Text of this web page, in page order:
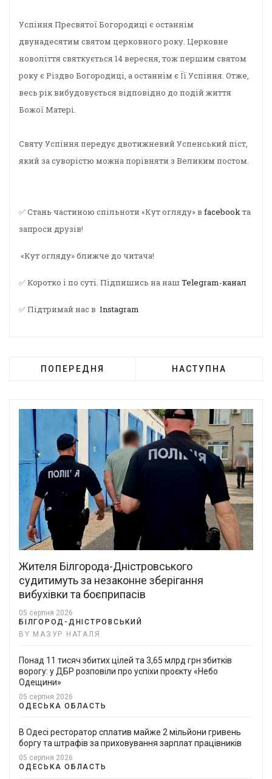
Успіння Пресвятої Богородиці є останнім
двунадесятим святом церковного року. Церковне
новоліття святкується 14 вересня, тож першим святом
року є Різдво Богородиці, а останнім є Її Успіння. Отже,
весь рік вибудовується відповідно до подій життя
Божої Матері.
Святу Успіння передує двотижневий Успенський піст,
який за суворістю можна порівняти з Великим постом.
✅ Стань частиною спільноти «Кут огляду» в facebookта
запроси друзів!
«Кут огляду» ближче до читача!
✅ Коротко і по суті. Підпишись на наш Telegram-канал
✅ Підтримай нас в Instagram
ПОПЕРЕДНЯ НАСТУПНА
Жителя Білгорода-Дністровського
судитимуть за незаконне зберігання
вибухівки та боєприпасів
05 серпня 2026
БІЛГОРОД-ДНІСТРОВСЬКИЙ
BY МАЗУР НАТАЛЯ
Понад 11 тисяч збитих цілей та 3,65 млрд грн збитків
ворогу: у ДБР розповіли про успіхи проєкту «Небо
Одещини»
05 серпня 2026
ОДЕСЬКА ОБЛАСТЬ
В Одесі ресторатор сплатив майже 2 мільйони гривень
боргу та штрафів за приховування зарплат працівників
05 серпня 2026
ОДЕСЬКА ОБЛАСТЬ